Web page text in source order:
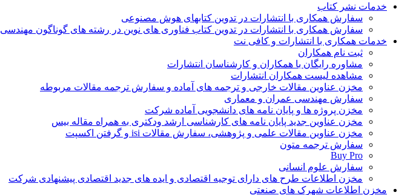
خدمات نشر کتاب
سفارش همکاری با انتشارات در تدوین کتابهای هوش مصنوعی
سفارش همکاری با انتشارات در تدوین کتاب فناوری های نوین در رشته های گوناگون مهندسی
خدمات همکاری با انتشارات و کافی نت
ثبت نام همکاران
مشاوره رایگان با همکاران و کارشناسان انتشارات
مشاهده لیست همکاران انتشارات
مخزن عناوین مقالات خارجی و ترجمه های آماده و سفارش ترجمه مقالات مربوطه
سفارش مهندسی عمران و معماری
مخزن پروژه ها و پایان نامه های دانشجویی آماده شرکت
مخزن عناوین جدید پایان نامه های کارشناسی ارشد ودکتری به همراه مقاله بیس
مخزن عناوین مقالات علمی و پژوهشی، سفارش مقالات isi و گرفتن اکسپت
سفارش ترجمه متون
Buy Pro
سفارش علوم انسانی
مخزن اطلاعات طرح های دارای توجیه اقتصادی و ایده های جدید اقتصادی پیشنهادی شرکت
مخزن اطلاعات شهرک های صنعتی